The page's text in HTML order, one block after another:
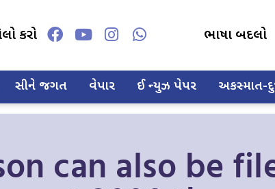
કરો ભાષા બદલો
સીને જગત વેપાર ઈ ન્યુઝ પેપર અકસ્માત-
can also be